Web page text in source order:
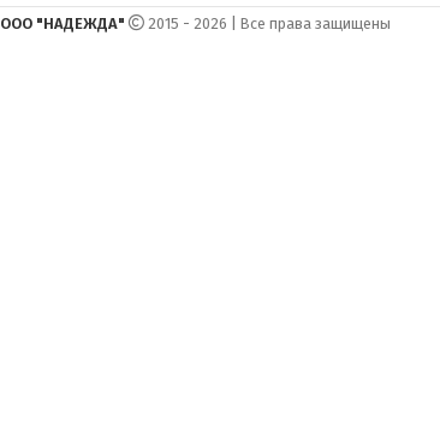
ООО "НАДЕЖДА" 2015 - 2026 | Все права защищены